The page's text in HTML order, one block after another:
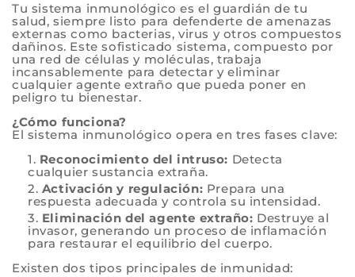
Tu sistema inmunológico es el guardián de tu
salud, siempre listo para defenderte de amenazas
externas como bacterias, virus y otros compuestos
dañinos. Este sofisticado sistema, compuesto por
una red de células y moléculas, trabaja
incansablemente para detectar y eliminar
cualquier agente extraño que pueda poner en
peligro tu bienestar.
¿Cómo funciona?
El sistema inmunológico opera en tres fases clave:
Reconocimiento del intruso: Detecta
cualquier sustancia extraña.
Activación y regulación: Prepara una
respuesta adecuada y controla su intensidad.
Eliminación del agente extraño: Destruye al
invasor, generando un proceso de inflamación
para restaurar el equilibrio del cuerpo.
Existen dos tipos principales de inmunidad: